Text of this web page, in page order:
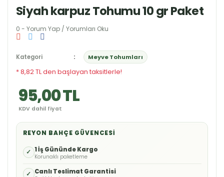
Siyah karpuz Tohumu 10 gr Paket
0 - Yorum Yap / Yorumları Oku
Kategori Meyve Tohumları
* 8,82 TL den başlayan taksitlerle!
95,00 TL
KDV dahil fiyat
REYON BAHÇE GÜVENCESI
✓ 1 İş Gününde Kargo
Korunaklı paketleme
✓ Canlı Teslimat Garantisi